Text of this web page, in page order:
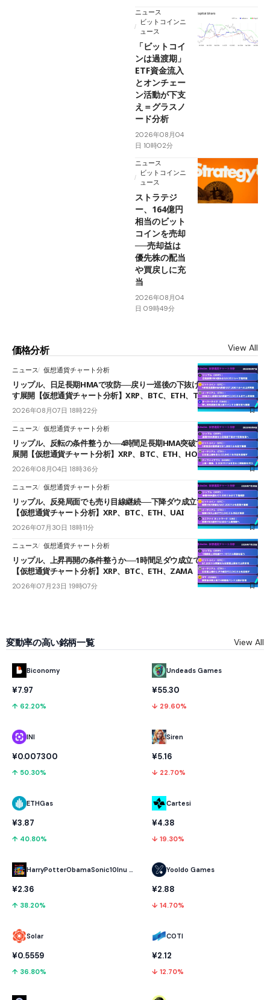
ニュース
ビットコインニ
ュース
「ビットコイ
ンは過渡期」
ETF資金流入
とオンチェー
ン活動が下支
え＝グラスノ
ード分析
2026年08月04
日 10時02分
ニュース
ビットコインニ
ュース
ストラテジ
ー、164億円
相当のビット
コインを売却
──売却益は
優先株の配当
や買戻しに充
当
2026年08月04
日 09時49分
価格分析 View All
ニュース 仮想通貨チャート分析
リップル、日足長期HMAで攻防──戻り一巡後の下抜けで0.95ドルを試
す展開【仮想通貨チャート分析】XRP、BTC、ETH、TAKE
2026年08月07日 18時22分
ニュース 仮想通貨チャート分析
リップル、反転の条件整うか──4時間足長期HMA突破で雲下端を目指す
展開【仮想通貨チャート分析】XRP、BTC、ETH、HOME
2026年08月04日 18時36分
ニュース 仮想通貨チャート分析
リップル、反発局面でも売り目線継続──下降ダウ成立で下値追う展開
【仮想通貨チャート分析】XRP、BTC、ETH、UAI
2026年07月30日 18時11分
ニュース 仮想通貨チャート分析
リップル、上昇再開の条件整うか──1時間足ダウ成立で1.185ドルを狙う
【仮想通貨チャート分析】XRP、BTC、ETH、ZAMA
2026年07月23日 19時07分
変動率の高い銘柄一覧 View All
Biconomy
¥7.97
↑ 62.20%
INI
¥0.007300
↑ 50.30%
ETHGas
¥3.87
↑ 40.80%
HarryPotterObamaSonic10Inu (ETH)
¥2.36
↑ 38.20%
Solar
¥0.5559
↑ 36.80%
Undeads Games
¥55.30
↓ 29.60%
Siren
¥5.16
↓ 22.70%
Cartesi
¥4.38
↓ 19.30%
Yooldo Games
¥2.88
↓ 14.70%
COTI
¥2.12
↓ 12.70%